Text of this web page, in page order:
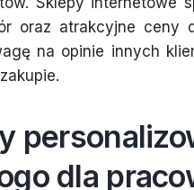
oraz atrakcyjne ceny
na opinie innych
dla